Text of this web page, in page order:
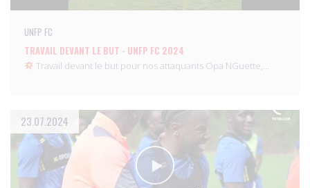
UNFP FC
TRAVAIL DEVANT LE BUT - UNFP FC 2024
Travail devant le but pour nos attaquants Opa NGuette,…
23.07.2024